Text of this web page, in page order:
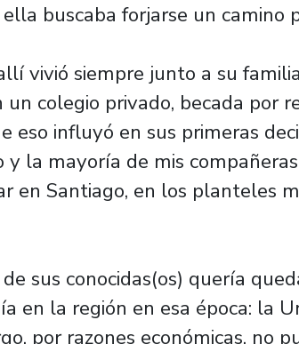
buscaba forjarse un camino
vivió siempre junto a su
un colegio privado, becada por
eso influyó en sus primeras
la mayoría de mis
en Santiago, en los planteles
sus conocidas(os) quería
en la región en esa época: la
por razones económicas, no